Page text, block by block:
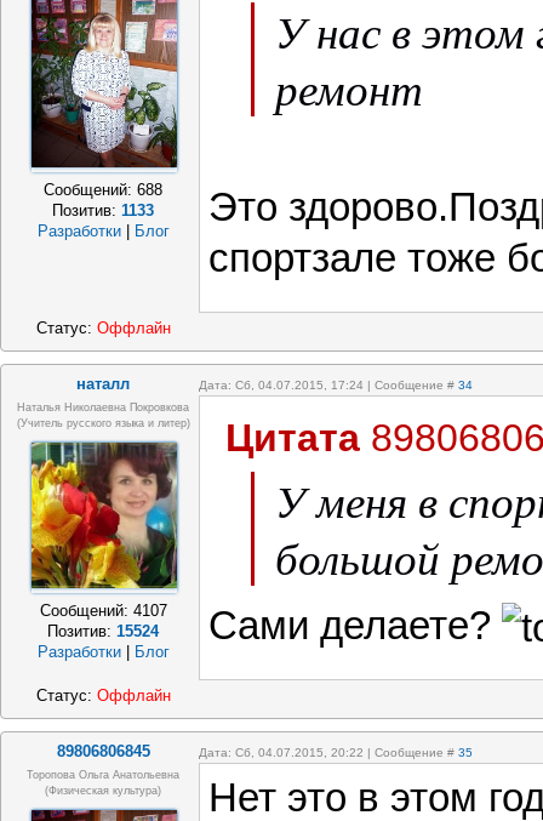
Сообщений:688
Позитив:1133
Разработки | Блог
У нас в этом
ремонт
Это
спортзале тоже
Статус: Оффлайн
наталл Дата: Сб, 04.07.2015, 17:24 | Сообщение # 34
Наталья Николаевна Покровкова
(учитель русского языка и литер)
Сообщений: 4107
Позитив:15524
Разработки
Блог
Цитата
У меня в
большой
Сами делаете?
Статус: Оффлайн
89806806845 Дата: Сб, 04.07.2015, 20:22 | Сообщение # 35
Торопова Ольга Анатольевна
(физическая культура)
Нет это в этом